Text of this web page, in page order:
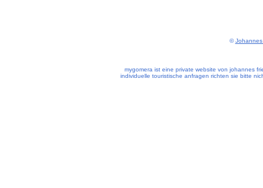
©Johannes
mygomera ist eine private website von johannes
individuelle touristische anfragen richten sie bitte